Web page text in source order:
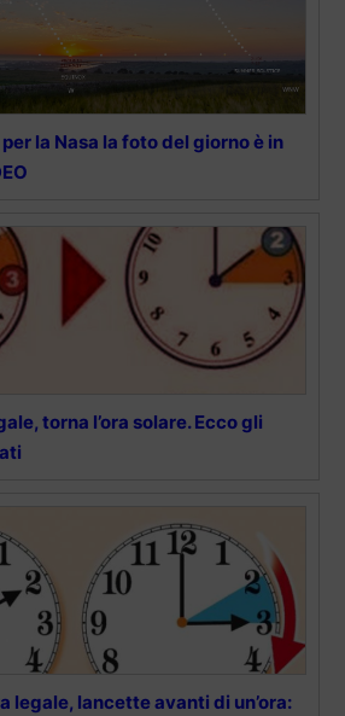
la Nasa la foto del giorno è in
torna l’ora solare. Ecco gli
legale, lancette avanti di un’ora: